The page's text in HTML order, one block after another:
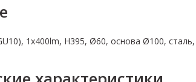
1х400lm, H395, Ø60, основа Ø100,